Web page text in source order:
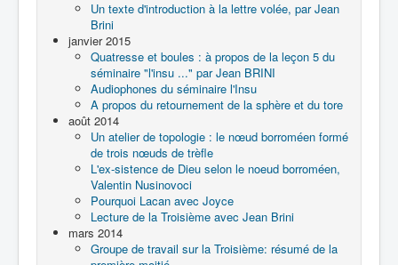
Un texte d'introduction à la lettre volée, par Jean
Brini
janvier 2015
Quatresse et boules : à propos de la leçon 5 du
séminaire "l'insu ..." par Jean BRINI
Audiophones du séminaire l'Insu
A propos du retournement de la sphère et du tore
août 2014
Un atelier de topologie : le nœud borroméen formé
de trois nœuds de trèfle
L'ex-sistence de Dieu selon le noeud borroméen,
Valentin Nusinovoci
Pourquoi Lacan avec Joyce
Lecture de la Troisième avec Jean Brini
mars 2014
Groupe de travail sur la Troisième: résumé de la